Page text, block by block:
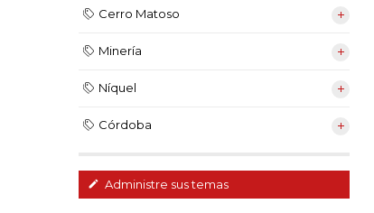
Cerro Matoso
Minería
Níquel
Córdoba
Administre sus temas